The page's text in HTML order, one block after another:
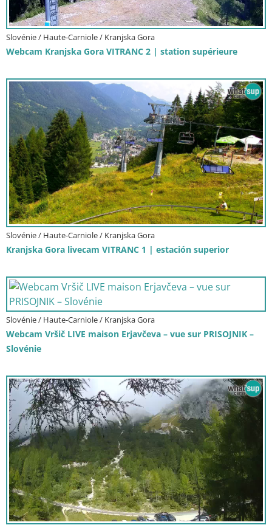
Slovénie / Haute-Carniole / Kranjska Gora
Webcam Kranjska Gora VITRANC 2 | station supérieure
Slovénie / Haute-Carniole / Kranjska Gora
Kranjska Gora livecam VITRANC 1 | estación superior
Slovénie / Haute-Carniole / Kranjska Gora
Webcam Vršič LIVE maison Erjavčeva – vue sur PRISOJNIK –
Slovénie